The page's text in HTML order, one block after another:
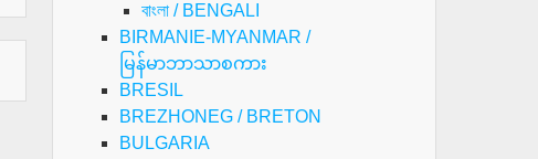
বাংলা / BENGALI
BIRMANIE-MYANMAR /
မြန်မာဘာသာစကား
BRESIL
BREZHONEG / BRETON
BULGARIA